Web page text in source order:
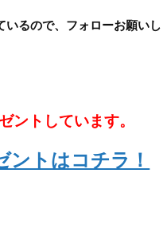
るので、フォローお願いし
ントしています。
ントはコチラ！